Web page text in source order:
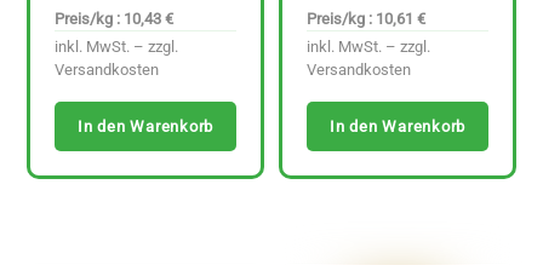
Preis/kg : 10,43 €
inkl. MwSt. – zzgl.
Versandkosten
In den Warenkorb
Preis/kg : 10,61 €
inkl. MwSt. – zzgl.
Versandkosten
In den Warenkorb